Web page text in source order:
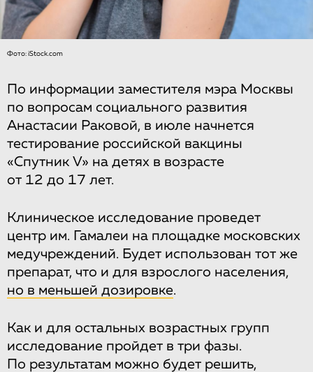
Фото: iStock.com
По информации заместителя мэра Москвы
по вопросам социального развития
Анастасии Раковой, в июле начнется
тестирование российской вакцины
«Спутник V» на детях в возрасте
от 12 до 17 лет.
Клиническое исследование проведет
центр им. Гамалеи на площадке московских
медучреждений. Будет использован тот же
препарат, что и для взрослого населения,
но в меньшей дозировке.
Как и для остальных возрастных групп
исследование пройдет в три фазы.
По результатам можно будет решить,